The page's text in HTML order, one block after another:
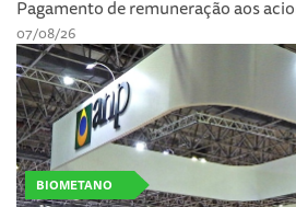
Pagamento de remuneração aos
07/08/26
BIOMETANO